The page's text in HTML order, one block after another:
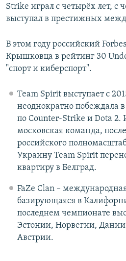
Strike играл с четырёх лет, с
выступал в престижных
В этом году российский
Крышковца в рейтинг 30
"спорт и киберспорт".
Team Spirit выступает с
неоднократно побеждала
по Counter-Strike и Dota 2.
московская команда,
российского
Украину Team Spirit
квартиру в Белград.
FaZe Clan –
базирующаяся в
последнем чемпионате
Эстонии, Норвегии,
Австрии.